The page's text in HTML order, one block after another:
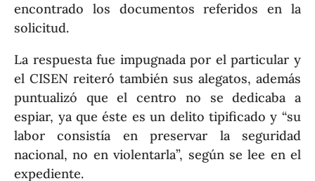
encontrado los documentos referidos en la
solicitud.
La respuesta fue impugnada por el particular y
el CISEN reiteró también sus alegatos, además
puntualizó que el centro no se dedicaba a
espiar, ya que éste es un delito tipificado y “su
labor consistía en preservar la seguridad
nacional, no en violentarla”, según se lee en el
expediente.